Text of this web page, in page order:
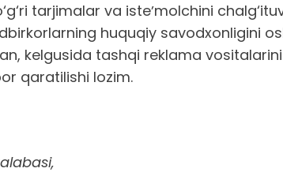
tarjimalar va isteʼmolchini
huquqiy savodxonligini
kelgusida tashqi reklama
qaratilishi lozim.